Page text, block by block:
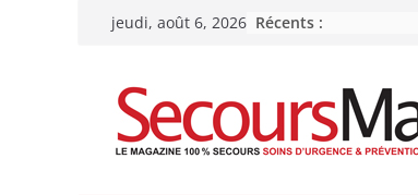
Passerjeudi, août 6, 2026 Récents :